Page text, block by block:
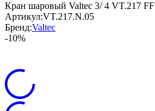
Кран шаровый Valtec 3/ 4 VT.217 FF
Артикул:VT.217.N.05
Бренд:Valtec
-10%